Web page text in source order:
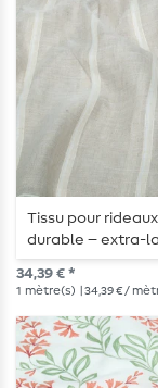
Tissu pour rideaux
durable – extra-
cm, couleur
avec de fines
34,39 € *
1 mètre(s) | 34,39 € /